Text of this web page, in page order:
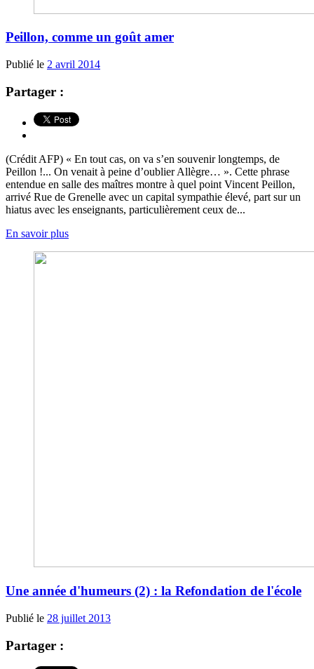
Peillon, comme un goût amer
Publié le 2 avril 2014
Partager :
(Crédit AFP) « En tout cas, on va s’en souvenir longtemps, de
Peillon !... On venait à peine d’oublier Allègre… ». Cette phrase
entendue en salle des maîtres montre à quel point Vincent Peillon,
arrivé Rue de Grenelle avec un capital sympathie élevé, part sur un
hiatus avec les enseignants, particulièrement ceux de...
En savoir plus
Une année d'humeurs (2) : la Refondation de l'école
Publié le 28 juillet 2013
Partager :